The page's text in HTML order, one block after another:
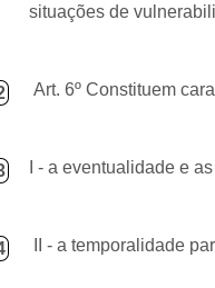
situações de
Art. 6º Constituem
I - a eventualidade e
II - a temporalidade